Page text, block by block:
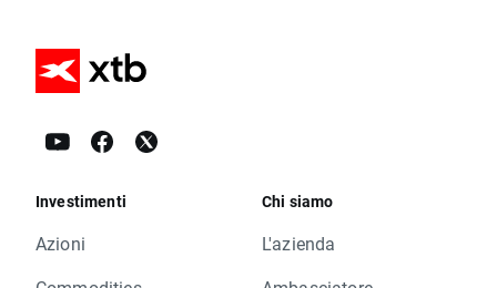
Investimenti
Azioni
Chi siamo
L'azienda